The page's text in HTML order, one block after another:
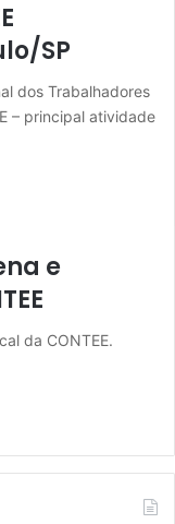
SP
dos Trabalhadores
– principal atividade
e
da CONTEE.